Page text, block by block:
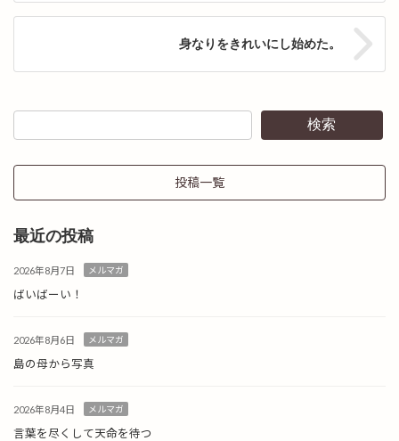
身なりをきれいにし始めた。
検索
投稿一覧
最近の投稿
2026年8月7日 メルマガ
ばいばーい！
2026年8月6日 メルマガ
島の母から写真
2026年8月4日 メルマガ
言葉を尽くして天命を待つ